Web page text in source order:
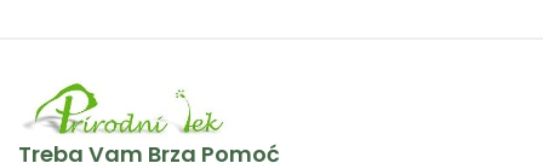
Treba Vam Brza Pomoć